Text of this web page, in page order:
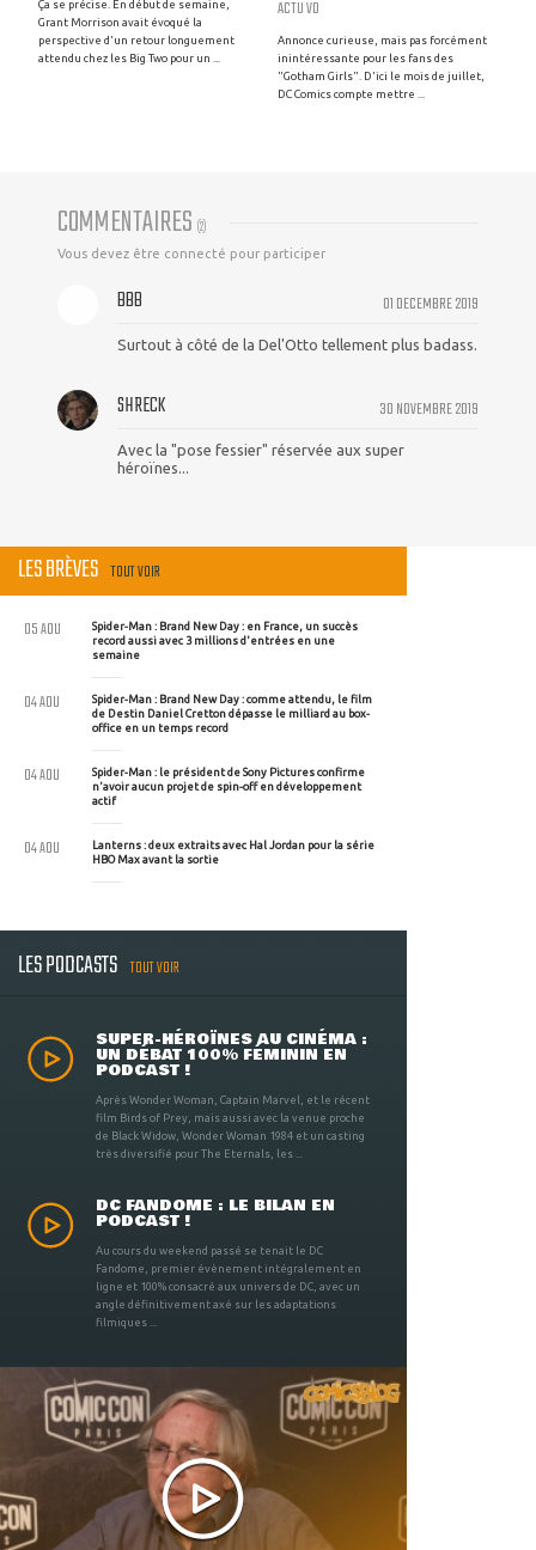
Ça se précise. En début de semaine,
Grant Morrison avait évoqué la
perspective d'un retour longuement
attendu chez les Big Two pour un ...
ACTU VO
Annonce curieuse, mais pas forcément
inintéressante pour les fans des
"Gotham Girls". D'ici le mois de juillet,
DC Comics compte mettre ...
COMMENTAIRES (2)
Vous devez être connecté pour participer
01 DECEMBRE 2019
BBB
Surtout à côté de la Del'Otto tellement plus badass.
30 NOVEMBRE 2019
SHRECK
Avec la "pose fessier" réservée aux super
héroïnes...
LES BRÈVES TOUT VOIR
Spider-Man : Brand New Day : en France, un succès
record aussi avec 3 millions d'entrées en une
semaine
05 AOU
Spider-Man : Brand New Day : comme attendu, le film
de Destin Daniel Cretton dépasse le milliard au box-
office en un temps record
04 AOU
Spider-Man : le président de Sony Pictures confirme
n'avoir aucun projet de spin-off en développement
actif
04 AOU
Lanterns : deux extraits avec Hal Jordan pour la série
HBO Max avant la sortie
04 AOU
LES PODCASTS TOUT VOIR
SUPER-HÉROÏNES AU CINÉMA :
UN DÉBAT 100% FÉMININ EN
PODCAST !
Après Wonder Woman, Captain Marvel, et le récent
film Birds of Prey, mais aussi avec la venue proche
de Black Widow, Wonder Woman 1984 et un casting
très diversifié pour The Eternals, les ...
DC FANDOME : LE BILAN EN
PODCAST !
Au cours du weekend passé se tenait le DC
Fandome, premier évènement intégralement en
ligne et 100% consacré aux univers de DC, avec un
angle définitivement axé sur les adaptations
filmiques ...